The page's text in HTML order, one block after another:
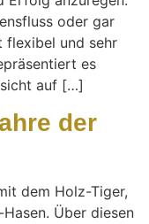
oder gar
flexibel und sehr
es
auf […]
der
dem Holz-Tiger,
Über diesen